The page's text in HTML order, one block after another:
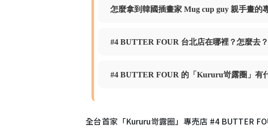
怎麼拿到韓國插畫家 Mug cup guy 親手畫的
#4 BUTTER FOUR 台北店在哪裡？怎麼去？
#4 BUTTER FOUR 的「Kururu岢露圈」有
全台首家「Kururu岢露圈」專売店 #4 BUTTER